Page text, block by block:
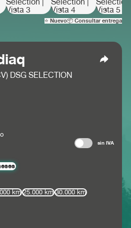
⭐ Nuevo📦 Consultar entrega
DSG SELECTION
sin IVA
km 25.000 km
30.000 km